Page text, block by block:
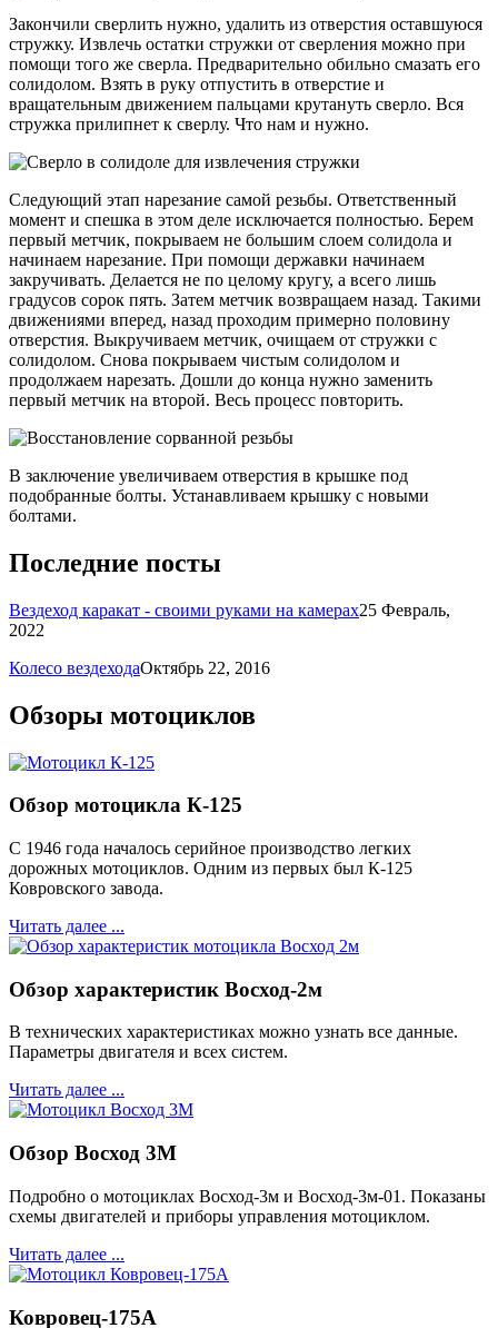
Закончили сверлить нужно, удалить из отверстия оставшуюся
стружку. Извлечь остатки стружки от сверления можно при
помощи того же сверла. Предварительно обильно смазать его
солидолом. Взять в руку отпустить в отверстие и
вращательным движением пальцами крутануть сверло. Вся
стружка прилипнет к сверлу. Что нам и нужно.
Следующий этап нарезание самой резьбы. Ответственный
момент и спешка в этом деле исключается полностью. Берем
первый метчик, покрываем не большим слоем солидола и
начинаем нарезание. При помощи державки начинаем
закручивать. Делается не по целому кругу, а всего лишь
градусов сорок пять. Затем метчик возвращаем назад. Такими
движениями вперед, назад проходим примерно половину
отверстия. Выкручиваем метчик, очищаем от стружки с
солидолом. Снова покрываем чистым солидолом и
продолжаем нарезать. Дошли до конца нужно заменить
первый метчик на второй. Весь процесс повторить.
В заключение увеличиваем отверстия в крышке под
подобранные болты. Устанавливаем крышку с новыми
болтами.
Последние посты
Вездеход каракат - своими руками на камерах25 Февраль,
2022
Колесо вездеходаОктябрь 22, 2016
Обзоры мотоциклов
Обзор мотоцикла К-125
С 1946 года началось серийное производство легких
дорожных мотоциклов. Одним из первых был К-125
Ковровского завода.
Читать далее ...
Обзор характеристик Восход-2м
В технических характеристиках можно узнать все данные.
Параметры двигателя и всех систем.
Читать далее ...
Обзор Восход 3М
Подробно о мотоциклах Восход-3м и Восход-3м-01. Показаны
схемы двигателей и приборы управления мотоциклом.
Читать далее ...
Ковровец-175А